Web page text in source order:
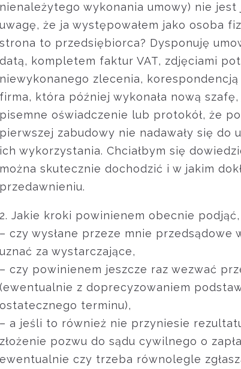
nienależytego wykonania umowy) nie
uwagę, że ja występowałem jako osoba
strona to przedsiębiorca? Dysponuję
datą, kompletem faktur VAT, zdjęciami
niewykonanego zlecenia,
firma, która później wykonała nową
pisemne oświadczenie lub protokół, że
pierwszej zabudowy nie nadawały się do
ich wykorzystania. Chciałbym się
można skutecznie dochodzić i w jakim
przedawnieniu.
2. Jakie kroki powinienem obecnie podjąć,
– czy wysłane przeze mnie przedsądowe
uznać za wystarczające,
– czy powinienem jeszcze raz wezwać
(ewentualnie z doprecyzowaniem
ostatecznego terminu),
– a jeśli to również nie przyniesie
złożenie pozwu do sądu cywilnego o
ewentualnie czy trzeba równolegle